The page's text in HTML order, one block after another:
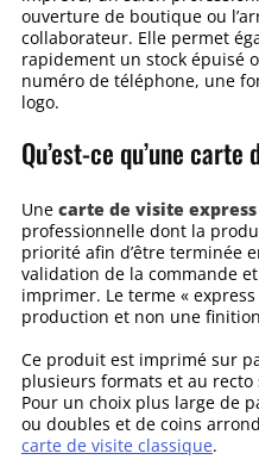
ouverture de boutique ou
collaborateur. Elle permet
rapidement un stock épuisé
numéro de téléphone, une
logo.
Qu’est-ce qu’une
Une carte de visite express
professionnelle dont la
priorité afin d’être terminée
validation de la commande
imprimer. Le terme «
production et non une
Ce produit est imprimé sur
plusieurs formats et au recto
Pour un choix plus large de
ou doubles et de coins
carte de visite classique.